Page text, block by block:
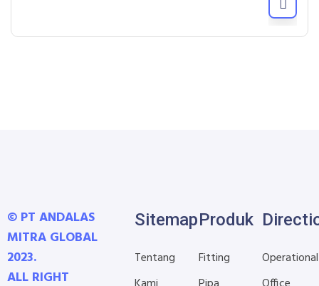
© PT ANDALAS
MITRA GLOBAL
2023.
ALL RIGHT
Sitemap
Tentang
Produk
Fitting
Operational